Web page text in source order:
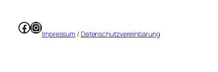
Facebook
Instagram
Impressum / Datenschutzvereinbarung